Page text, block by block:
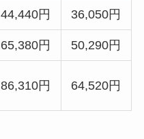
44,440円 36,050円
65,380円 50,290円
86,310円 64,520円